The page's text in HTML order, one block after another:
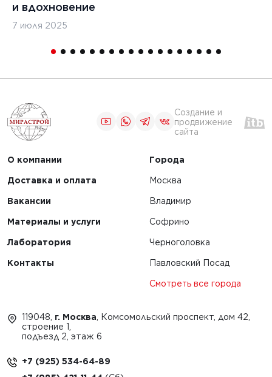
и вдохновение
7 июля 2025
Создание и
продвижение
сайта
О компании
Доставка и оплата
Вакансии
Материалы и услуги
Лаборатория
Контакты
Города
Москва
Владимир
Софрино
Черноголовка
Павловский Посад
Смотреть все города
119048, г. Москва , Комсомольский проспект, дом 42,
строение 1,
подъезд 2, этаж 6
+7 (925) 534-64-89